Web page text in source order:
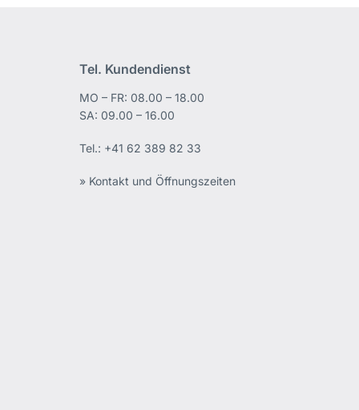
Tel. Kundendienst
MO – FR: 08.00 – 18.00
SA: 09.00 – 16.00
Tel.: +41 62 389 82 33
» Kontakt und Öffnungszeiten